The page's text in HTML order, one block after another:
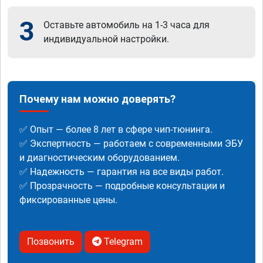
3
Оставьте автомобиль на 1-3 часа для
индивидуальной настройки.
Почему нам можно доверять?
✅ Опыт — более 8 лет в сфере чип-тюнинга.
✅ Экспертность — работаем с современными ЭБУ
и диагностическим оборудованием.
✅ Надежность — гарантия на все виды работ.
✅ Прозрачность — подробные консультации и
фиксированные цены.
Позвонить Telegram